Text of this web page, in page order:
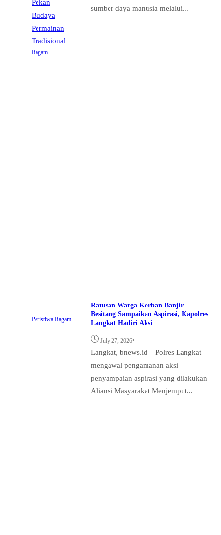
Ragam
sumber daya manusia melalui...
Peristiwa Ragam
Ratusan Warga Korban Banjir
Besitang Sampaikan Aspirasi, Kapolres
Langkat Hadiri Aksi
July 27, 2026•
Langkat, bnews.id – Polres Langkat
mengawal pengamanan aksi
penyampaian aspirasi yang dilakukan
Aliansi Masyarakat Menjemput...